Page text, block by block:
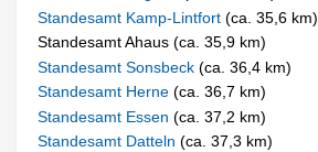
Standesamt Kamp-Lintfort(ca. 35,6 km)
Standesamt Ahaus (ca. 35,9 km)
Standesamt Sonsbeck(ca. 36,4 km)
Standesamt Herne(ca. 36,7 km)
Standesamt Essen(ca. 37,2 km)
Standesamt Datteln(ca. 37,3 km)